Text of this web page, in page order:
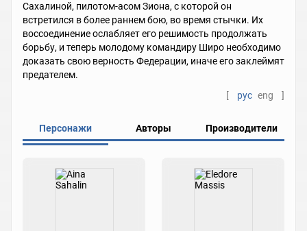
Сахалиной, пилотом-асом Зиона, с которой он
встретился в более раннем бою, во время стычки. Их
воссоединение ослабляет его решимость продолжать
борьбу, и теперь молодому командиру Широ необходимо
доказать свою верность Федерации, иначе его заклеймят
предателем.
[
рус eng ]
Персонажи Авторы Производители